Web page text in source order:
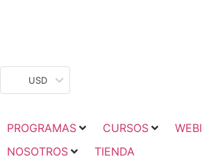
USD
PROGRAMAS CURSOS
NOSOTROS
TIENDA